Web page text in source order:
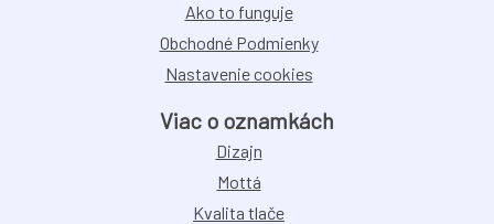
Ako to funguje
Obchodné Podmienky
Nastavenie cookies
Viac o oznamkách
Dizajn
Mottá
Kvalita tlače